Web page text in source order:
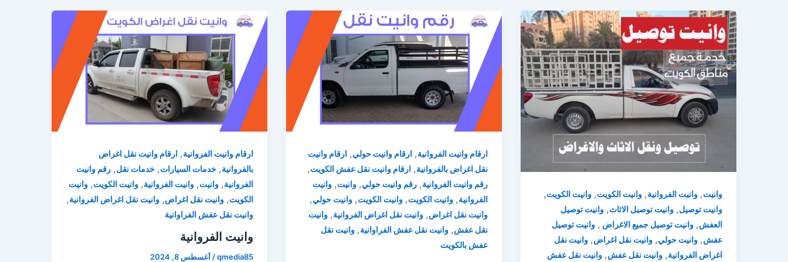
وانيت, وانيت الفروانية, وانيت الكويت, وانيت الكويت,
وانيت توصيل, وانيت توصيل الاثاث, وانيت توصيل
العفش, وانيت توصيل جميع الاغراض , وانيت توصيل
عفش, وانيت حولي, وانيت نقل اغراض, وانيت نقل
اغراض الفروانية, وانيت نقل عفش, وانيت نقل عفش
ارقام وانيت الفروانية, ارقام وانيت حولي, ارقام وانيت
نقل اغراض بالفروانية, ارقام وانيت نقل عفش الكويت,
رقم وانيت الفروانية, رقم وانيت حولي, وانيت, وانيت
الفروانية, وانيت الكويت, وانيت الكويت, وانيت حولي,
وانيت نقل اغراض, وانيت نقل اغراض الفروانية, وانيت
نقل عفش, وانيت نقل عفش الفراوانية, وانيت نقل
عفش بالكويت
ارقام وانيت الفروانية, ارقام وانيت نقل اغراض
بالفروانية, خدمات السيارات, خدمات نقل, رقم وانيت
الفروانية, وانيت, وانيت الفروانية, وانيت الكويت, وانيت
الكويت, وانيت نقل اغراض, وانيت نقل اغراض الفروانية,
وانيت نقل عفش الفراوانية
وانيت الفروانية
qmedia85
/ أغسطس 8, 2024